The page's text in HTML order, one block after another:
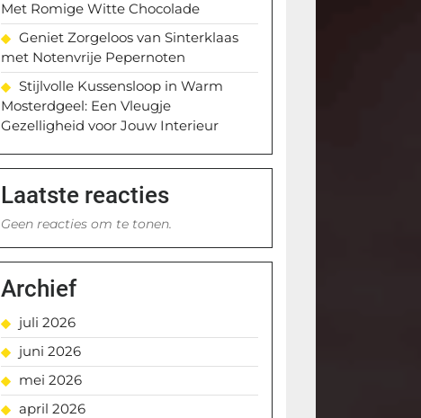
Met Romige Witte Chocolade
Geniet Zorgeloos van Sinterklaas
met Notenvrije Pepernoten
Stijlvolle Kussensloop in Warm
Mosterdgeel: Een Vleugje
Gezelligheid voor Jouw Interieur
Laatste reacties
Geen reacties om te tonen.
Archief
juli 2026
juni 2026
mei 2026
april 2026